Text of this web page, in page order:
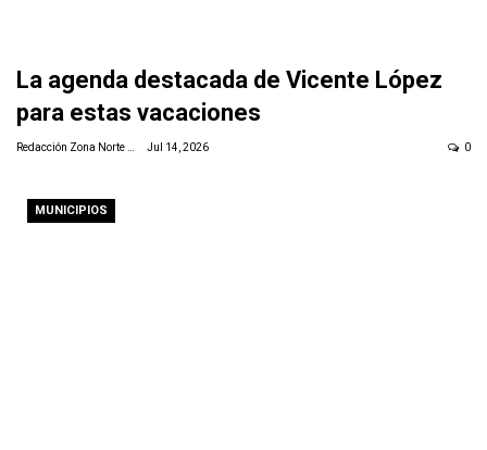
La agenda destacada de Vicente López
para estas vacaciones
Redacción Zona Norte Daily Jul 14, 2026 0
MUNICIPIOS